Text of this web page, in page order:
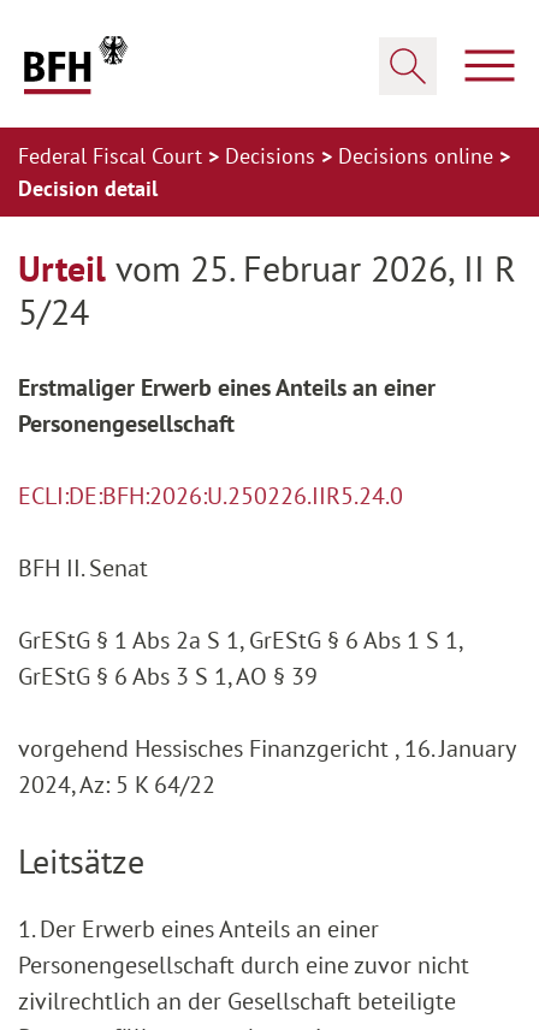
Federal Fiscal Court Decisions
Decisions online
Decision detail
Urteil vom 25. Februar 2026, II R
5/24
Erstmaliger Erwerb eines Anteils an einer
Personengesellschaft
ECLI:DE:BFH:2026:U.250226.IIR5.24.0
BFH II. Senat
GrEStG § 1 Abs 2a S 1, GrEStG § 6 Abs 1 S 1,
GrEStG § 6 Abs 3 S 1, AO § 39
vorgehend Hessisches Finanzgericht , 16. January
2024, Az: 5 K 64/22
Leitsätze
1. Der Erwerb eines Anteils an einer
Personengesellschaft durch eine zuvor nicht
zivilrechtlich an der Gesellschaft beteiligte